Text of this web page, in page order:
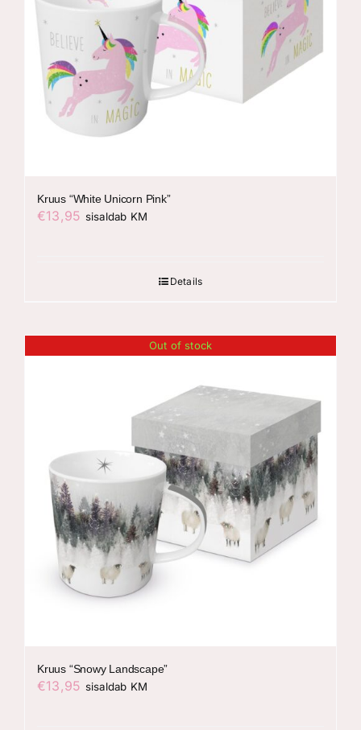
Kruus “White Unicorn Pink”
€13,95 sisaldab KM
Details
Out of stock
Kruus “Snowy Landscape”
€13,95 sisaldab KM